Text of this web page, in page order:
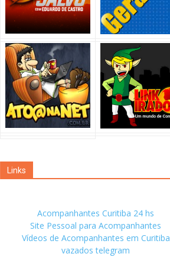
Links
Acompanhantes Curitiba 24 hs
Site Pessoal para Acompanhantes
Vídeos de Acompanhantes em Curitiba
vazados telegram